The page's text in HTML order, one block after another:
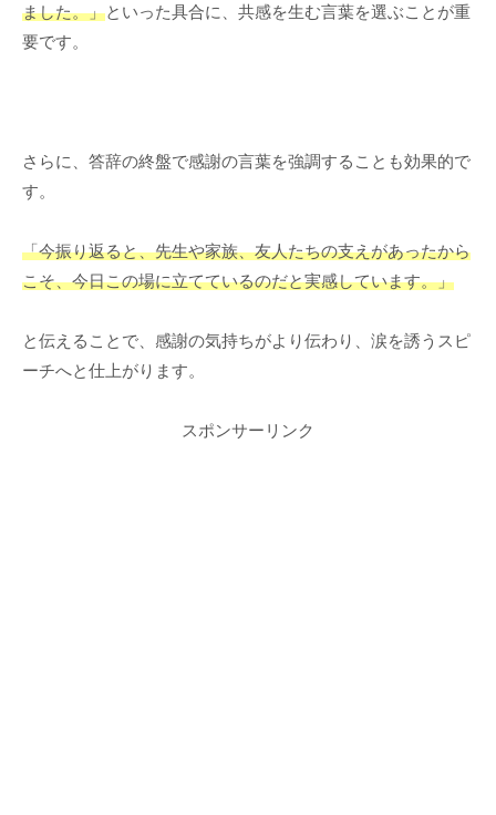
ました。」といった具合に、共感を生む言葉を選ぶことが重
要です。
さらに、答辞の終盤で感謝の言葉を強調することも効果的で
す。
「今振り返ると、先生や家族、友人たちの支えがあったから
こそ、今日この場に立てているのだと実感しています。」
と伝えることで、感謝の気持ちがより伝わり、涙を誘うスピ
ーチへと仕上がります。
スポンサーリンク